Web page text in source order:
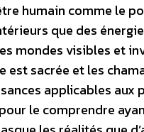
humain comme le
que des
mondes visibles et
est sacrée et les
applicables aux
le comprendre